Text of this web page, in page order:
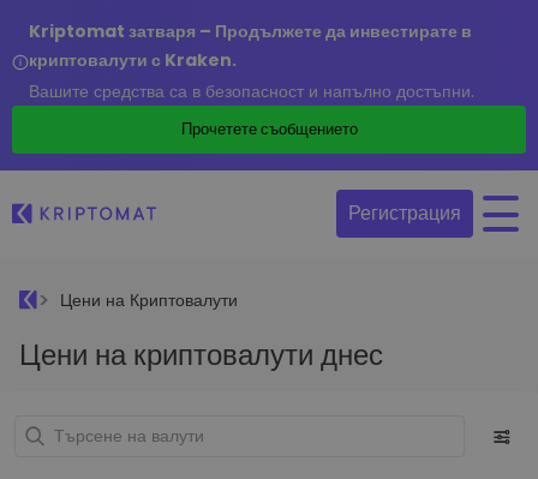
Kriptomat затваря – Продължете да инвестирате в
криптовалути с Kraken.
Вашите средства са в безопасност и напълно достъпни.
Прочетете съобщението
Регистрация
Цени на Криптовалути
Цени на криптовалути днес